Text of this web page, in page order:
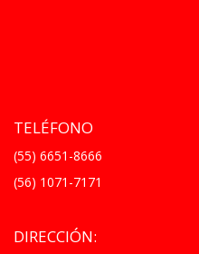
TELÉFONO
(55) 6651-8666
(56) 1071-7171
DIRECCIÓN: